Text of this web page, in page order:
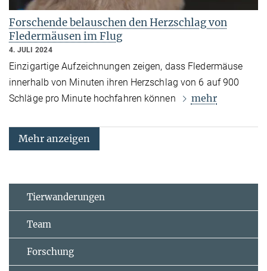
Forschende belauschen den Herzschlag von
Fledermäusen im Flug
4. JULI 2024
Einzigartige Aufzeichnungen zeigen, dass Fledermäuse
innerhalb von Minuten ihren Herzschlag von 6 auf 900
Schläge pro Minute hochfahren können
mehr
Mehr anzeigen
Tierwanderungen
Team
Forschung